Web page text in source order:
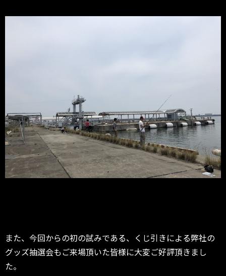
また、今回からの初の試みである、くじ引きによる弊社の
グッズ抽選会もご来場頂いた皆様に大変ご好評頂きまし
た。